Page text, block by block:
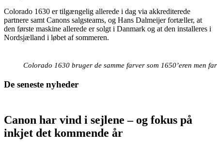
Colorado 1630 er tilgængelig allerede i dag via akkrediterede
partnere samt Canons salgsteams, og Hans Dalmeijer fortæller, at
den første maskine allerede er solgt i Danmark og at den installeres i
Nordsjælland i løbet af sommeren.
Colorado 1630 bruger de samme farver som 1650’eren men
De seneste nyheder
Canon har vind i sejlene – og fokus på
inkjet det kommende år